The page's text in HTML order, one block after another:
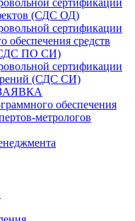
сертификации
(СДС ОД)
сертификации
обеспечения средств
ПО СИ)
сертификации
(СДС СИ)
обеспечения
метрологов